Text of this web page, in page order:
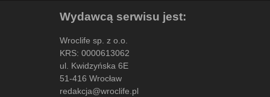
Wydawcą serwisu jest:
Wroclife sp. z o.o.
KRS: 0000613062
ul. Kwidzyńska 6E
51-416 Wrocław
redakcja@wroclife.pl